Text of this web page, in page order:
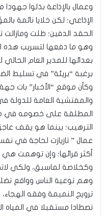
وعمال بالإذاعة بذلوا
الإذاعي؛ لكن خلايا نائمة
الحقد الدفين؛ ظلت
وهو ما دفعها لتسريب هذه
بعدائها للمدير العام
برغبة “بريئة” في تسليط
وكأن موقع “الأخبار” بات
والمفتشية العامة للدولة في
المطلقة على خصومه في
الترهيب؛ بينما هو يقف
عمال ” تازيازت لحاجة في
أكثر قرائها؛ وإن توهمت
وكخلاصة لماسبق، ولكي
وهم توعية الناس وواقع
ترويج النميمة وفقه الهجاء، و
تصطادا مستقبلا في المياه